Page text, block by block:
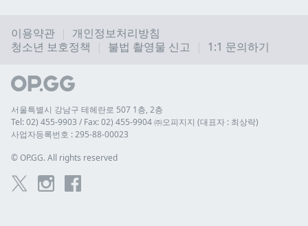
이용약관
개인정보처리방침
청소년 보호정책
불법 촬영물 신고 1:1 문의하기
서울특별시 강남구 테헤란로 507 1층, 2층
Tel: 02) 455-9903 / Fax: 02) 455-9904 ㈜오피지지 (대표자 : 최상락)
사업자등록번호 : 295-88-00023
© OP.GG. All rights reserved